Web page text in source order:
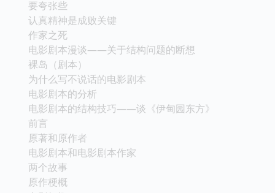
要夸张些
认真精神是成败关键
作家之死
电影剧本漫谈——关于结构问题的断想
裸岛（剧本）
为什么写不说话的电影剧本
电影剧本的分析
电影剧本的结构技巧——谈《伊甸园东方》
前言
原著和原作者
电影剧本和电影剧本作家
两个故事
原作梗概